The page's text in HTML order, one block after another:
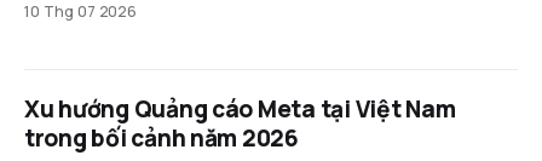
Suite và Creator Partnerships Boost giúp chuyển đổi người
10 Thg 07 2026
Xu hướng Quảng cáo Meta tại Việt Nam
trong bối cảnh năm 2026